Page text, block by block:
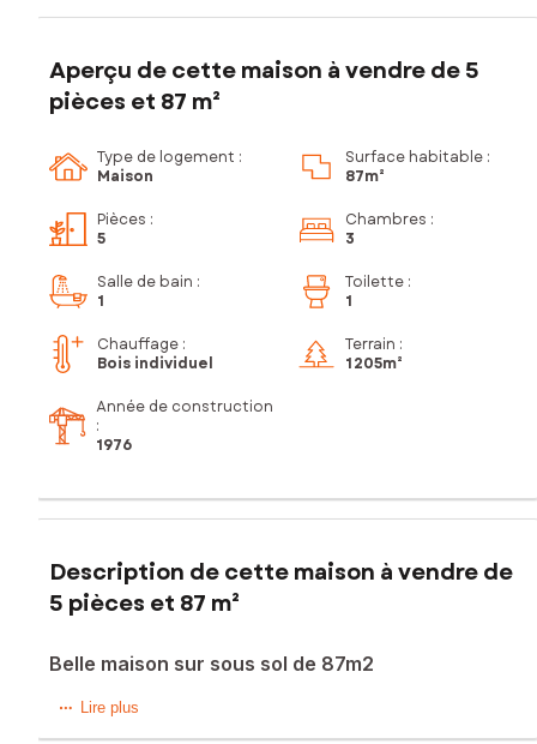
Aperçu de cette maison à vendre de 5
pièces et 87 m²
Type de logement :
Maison
Surface habitable :
87m²
Pièces :
5
Chambres :
3
Salle de bain :
1
Toilette :
1
Chauffage :
Bois individuel
Terrain :
1 205m²
Année de construction
:
1976
Description de cette maison à vendre de
5 pièces et 87 m²
Belle maison sur sous sol de 87m2
Située sur la commune de Prailles, dans un environnement
Lire plus